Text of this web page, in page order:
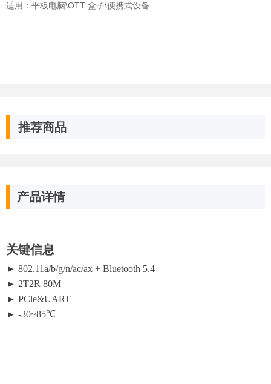
适用：平板电脑\OTT 盒子\便携式设备
产品详情
关键信息
► 802.11a/b/g/n/ac/ax + Bluetooth 5.4
► 2T2R 80M
► PCle&UART
► -30~85℃
推荐商品